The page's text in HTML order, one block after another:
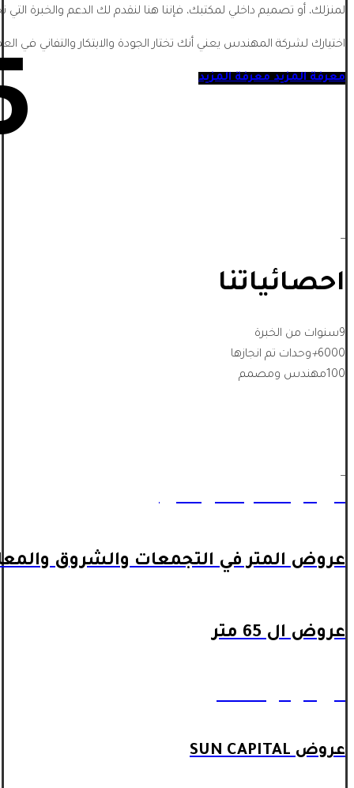
لمنزلك، أو تصميم داخلي لمكتبك، فإننا هنا لنقدم لك الدعم والخبرة التي
اختيارك لشركة المهندس يعني أنك تختار الجودة والابتكار والتفاني في
معرفة المزيدمعرفة المزيد
_
احصائياتنا
9سنوات من الخبرة
6000
+وحدات تم انجازها
100 مهندس ومصمم
_
عروض المتر داخل اكتوبر
عروض المتر في التجمعات والشروق
عروض ال 65 متر
عروض ال 90 متر
عروض SUN CAPITAL